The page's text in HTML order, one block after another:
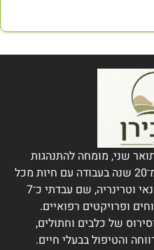
שני, מומחה להתנהגות
בעלי חיים עם ניסיון של למעלה מ־20 שנה בעבודה עם חיות מכל
הסוגים. הקריירה שלי החלה כטכנאי וטרינריה, שם עבדתי כ־7
ופרויקטים רפואיים.
של כלבים וחתולים,
והטיפול בבעלי חיים.